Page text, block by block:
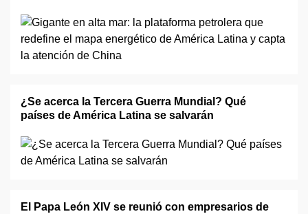
¿Se acerca la Tercera Guerra Mundial? Qué
países de América Latina se salvarán
El Papa León XIV se reunió con empresarios de